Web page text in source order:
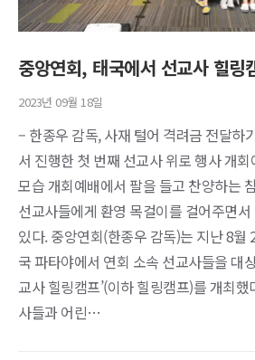
중앙연회, 태국에서 선교사 힐링
2023년 09월 18일
– 한종우 감독, 사재 털어 격려금 전달하
서 진행한 첫 번째 선교사 위로 행사 개
모습 개회예배에서 팔을 들고 찬양하는
선교사들에게 환영 목걸이를 걸어주면
있다. 중앙연회(한종우 감독)는 지난 8월
국 파타야에서 연회 소속 선교사들을 대
교사 힐링캠프’(이하 힐링캠프)를 개최
사들과 어린…